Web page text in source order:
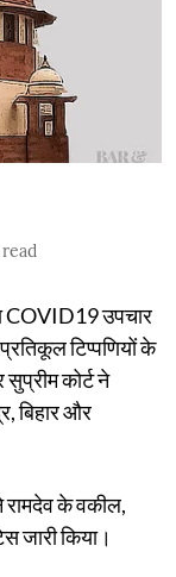
COVID19 उपचार
टिप्पणियों के
कोर्ट ने
बिहार और
रामदेव के वकील,
जारी किया।